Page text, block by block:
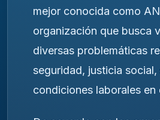
mejor conocida como
organización que busca
diversas problemáticas
seguridad, justicia social,
condiciones laborales en